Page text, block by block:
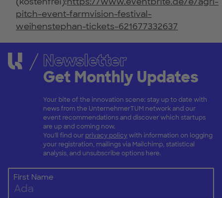
pitch-event-farmvision-festival-
weihenstephan-tickets-621677332637
Newsletter
Get Monthly Updates
Your bite of the innovation scene: stay up to date with
news from the UnternehmerTUM network and our
event recommendations and discover which startups
are up and coming now.
You'll find our privacy policywith information on logging
your registration, mailings via Mailchimp, statistical
analysis, and unsubscribe options here.
First Name